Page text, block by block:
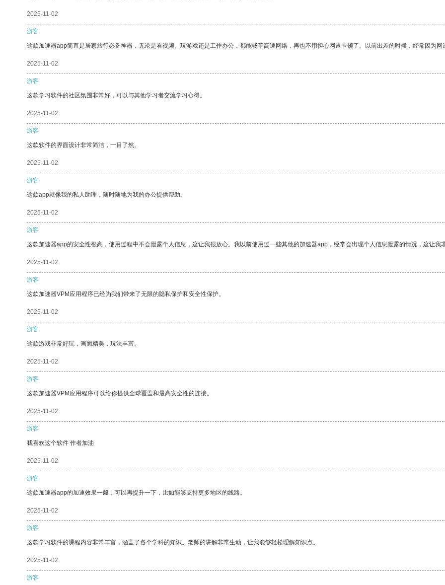
2025-11-02
游客
这款加速器app简直是居家旅行必备神器，无论是看视频、玩游戏还是工作办公，都能畅享高速网络，再也不用担心网速卡顿了。以前出差的时候，经常因为
2025-11-02
游客
这款学习软件的社区氛围非常好，可以与其他学习者交流学习心得。
2025-11-02
游客
这款软件的界面设计非常简洁，一目了然。
2025-11-02
游客
这款app就像我的私人助理，随时随地为我的办公提供帮助。
2025-11-02
游客
这款加速器app的安全性很高，使用过程中不会泄露个人信息，这让我很放心。我以前使用过一些其他的加速器app，经常会出现个人信息泄露的情况，这让我
2025-11-02
游客
这款加速器VPM应用程序已经为我们带来了无限的隐私保护和安全性保护。
2025-11-02
游客
这款游戏非常好玩，画面精美，玩法丰富。
2025-11-02
游客
这款加速器VPM应用程序可以给你提供全球覆盖和最高安全性的连接。
2025-11-02
游客
我喜欢这个软件 作者加油
2025-11-02
游客
这款加速器app的加速效果一般，可以再提升一下，比如能够支持更多地区的线路。
2025-11-02
游客
这款学习软件的课程内容非常丰富，涵盖了各个学科的知识。老师的讲解非常生动，让我能够轻松理解知识点。
2025-11-02
游客